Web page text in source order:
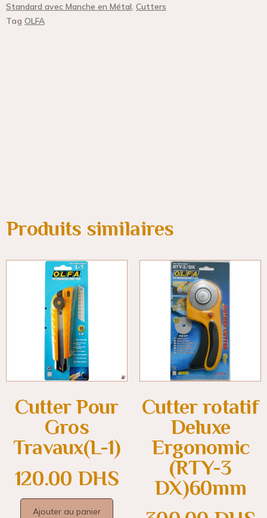
Standard avec Manche en Métal, Cutters
Tag OLFA
Produits similaires
Cutter Pour
Gros
Travaux(L-1)
120.00 DHS
Ajouter au panier
Cutter rotatif
Deluxe
Ergonomic
(RTY-3
DX)60mm